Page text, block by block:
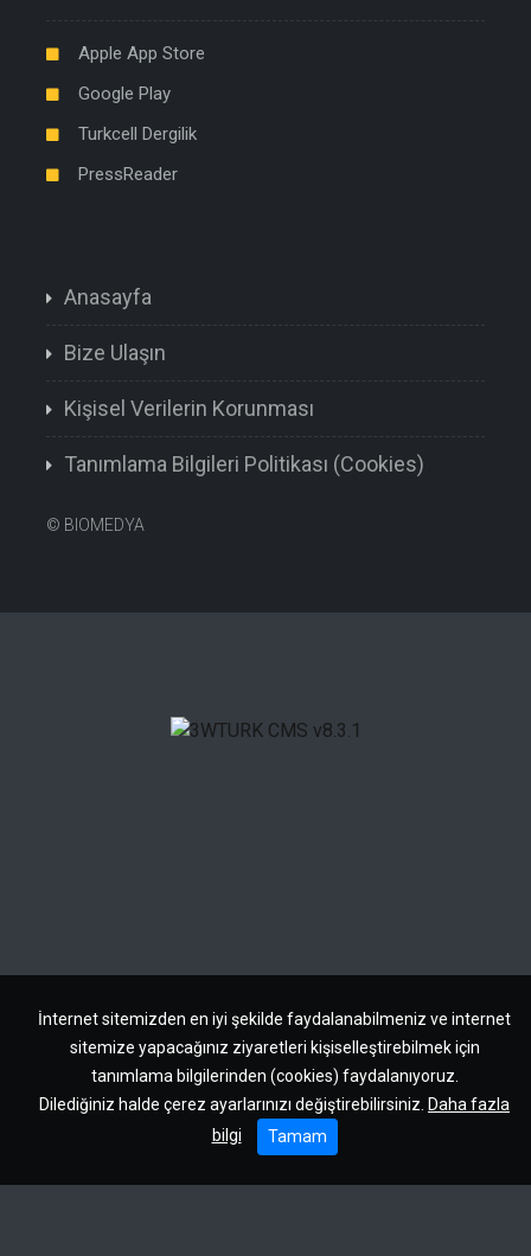
İnternet sitemizden en iyi şekilde faydalanabilmeniz ve internet
sitemize yapacağınız ziyaretleri kişiselleştirebilmek için
tanımlama bilgilerinden (cookies) faydalanıyoruz.
Dilediğiniz halde çerez ayarlarınızı değiştirebilirsiniz. Daha fazla
bilgi
Tamam
Apple App Store
Google Play
Turkcell Dergilik
PressReader
Anasayfa
Bize Ulaşın
Kişisel Verilerin Korunması
Tanımlama Bilgileri Politikası (Cookies)
© BIOMEDYA